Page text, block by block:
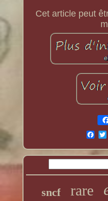
Cet article peut
sncf rare